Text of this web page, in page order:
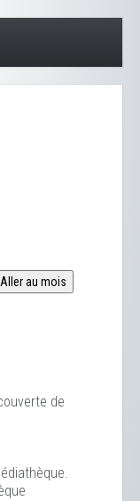
Aller au mois
de